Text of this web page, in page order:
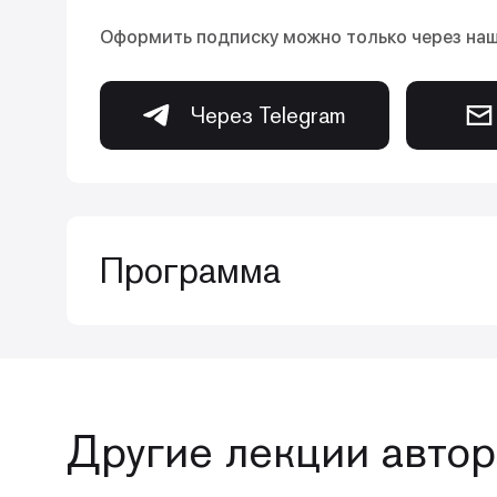
Оформить подписку можно только через
Через Telegram
Программа
• создание эндодонтического
Другие лекции